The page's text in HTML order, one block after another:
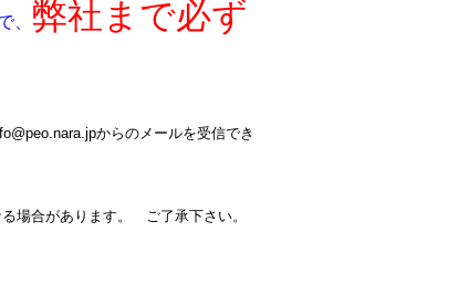
、 弊社まで必ず
からのメールを受信でき
場合があります。 ご了承下さい。